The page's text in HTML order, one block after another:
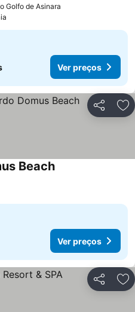
Golfo de Asinara
Ver preços
Partilhar
BeachVer preços
Ver preços
Partilhar